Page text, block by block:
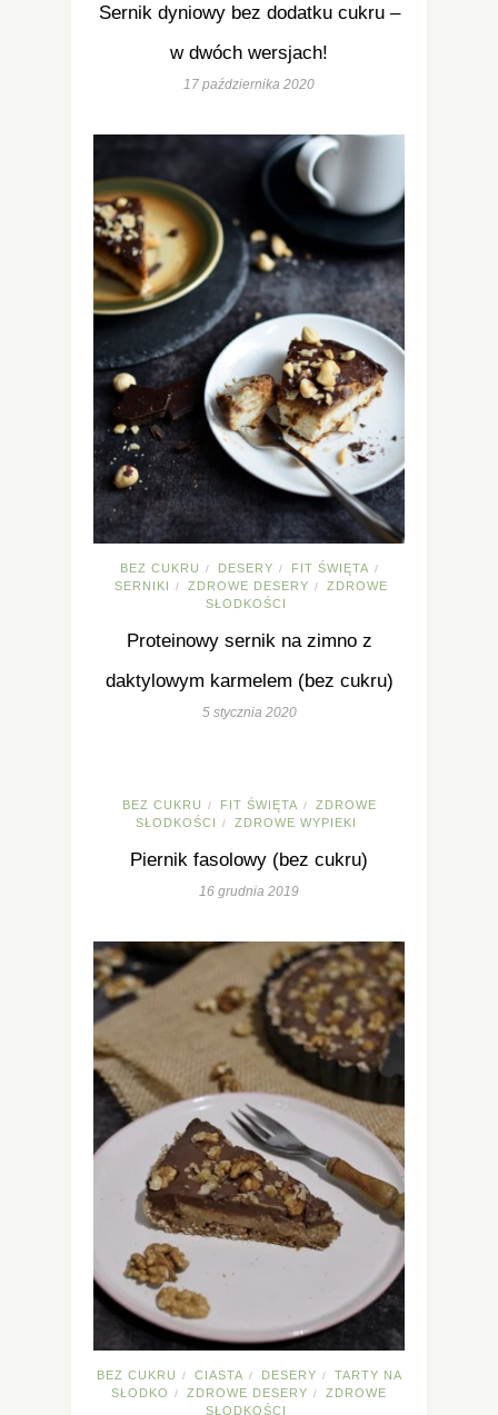
Sernik dyniowy bez dodatku cukru –
w dwóch wersjach!
17 października 2020
BEZ CUKRU / DESERY / FIT ŚWIĘTA /
SERNIKI / ZDROWE DESERY /
ZDROWE
SŁODKOŚCI
Proteinowy sernik na zimno z
daktylowym karmelem (bez cukru)
5 stycznia 2020
BEZ CUKRU / FIT ŚWIĘTA /
ZDROWE
SŁODKOŚCI
/ ZDROWE WYPIEKI
Piernik fasolowy (bez cukru)
16 grudnia 2019
BEZ CUKRU / CIASTA / DESERY /
TARTY NA
SŁODKO
/ ZDROWE DESERY /
ZDROWE
SŁODKOŚCI